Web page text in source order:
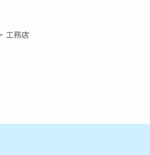
工務店